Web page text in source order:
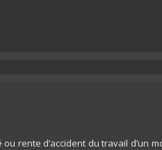
rente d’accident du travail d’un